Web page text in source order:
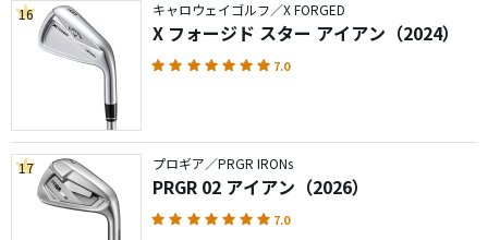
16 キャロウェイゴルフ／X FORGED
X フォージド スター アイアン（2024）
7.0
17 プロギア／PRGR IRONs
PRGR 02 アイアン（2026）
7.0